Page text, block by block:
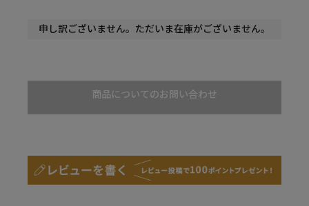
申し訳ございません。ただいま在庫がございません。
商品についてのお問い合わせ